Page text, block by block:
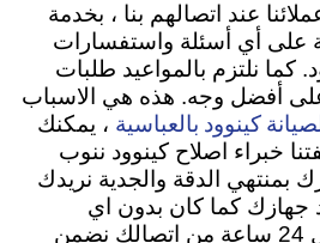
عند اتصالهم بنا ، بخدمة
على أي أسئلة واستفسارات
نلتزم بالمواعيد طلبات
على أفضل وجه. هذه هي الاسباب
كينوود بالعباسية ، يمكنك
خبراء اصلاح كينوود ننوب
الدقة والجدية نريدك
جهازك كما كان بدون اي
مشاكل او اعطال خلال 24 ساعة من اتصالك نضمن